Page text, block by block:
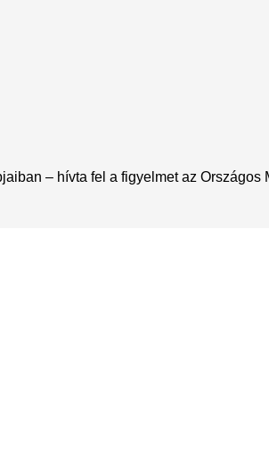
– hívta fel a figyelmet az Országos